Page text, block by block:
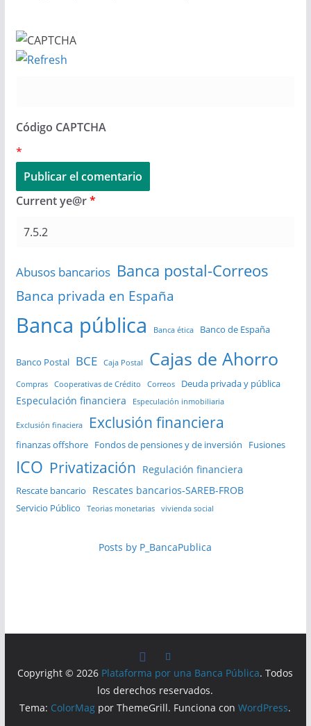
Código CAPTCHA
*
Current ye@r*
Abusos bancarios Banca postal-Correos
Banca privada en España
Banca pública Banca ética Banco de España
Banco Postal BCE Caja Postal Cajas de Ahorro
Compras Cooperativas de Crédito Correos Deuda privada y pública
Especulación financiera Especulación inmobiliaria
Exclusión finaciera Exclusión financiera
finanzas offshore Fondos de pensiones y de inversión Fusiones
ICO Privatización Regulación financiera
Rescate bancario Rescates bancarios-SAREB-FROB
Servicio Público Teorias monetarias vivienda social
Posts by P_BancaPublica
Copyright © 2026 Plataforma por una Banca Pública. Todos
los derechos reservados.
Tema: ColorMag por ThemeGrill. Funciona conWordPress.